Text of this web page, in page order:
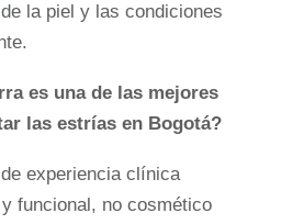
la piel y las condiciones
es una de las mejores
las estrías en Bogotá?
experiencia clínica
funcional, no cosmético